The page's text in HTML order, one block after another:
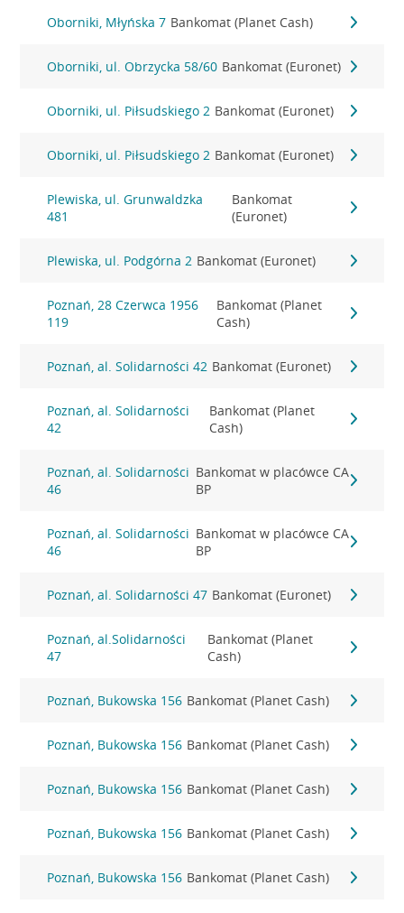
Oborniki, Młyńska 7 Bankomat (Planet Cash)
Oborniki, ul. Obrzycka 58/60 Bankomat (Euronet)
Oborniki, ul. Piłsudskiego 2 Bankomat (Euronet)
Oborniki, ul. Piłsudskiego 2 Bankomat (Euronet)
Plewiska, ul. Grunwaldzka
481
Bankomat
(Euronet)
Plewiska, ul. Podgórna 2 Bankomat (Euronet)
Poznań, 28 Czerwca 1956
119
Bankomat (Planet
Cash)
Poznań, al. Solidarności 42 Bankomat (Euronet)
Poznań, al. Solidarności
42
Bankomat (Planet
Cash)
Poznań, al. Solidarności
46
Bankomat w placówce CA
BP
Poznań, al. Solidarności
46
Bankomat w placówce CA
BP
Poznań, al. Solidarności 47 Bankomat (Euronet)
Poznań, al.Solidarności
47
Bankomat (Planet
Cash)
Poznań, Bukowska 156 Bankomat (Planet Cash)
Poznań, Bukowska 156 Bankomat (Planet Cash)
Poznań, Bukowska 156 Bankomat (Planet Cash)
Poznań, Bukowska 156 Bankomat (Planet Cash)
Poznań, Bukowska 156 Bankomat (Planet Cash)